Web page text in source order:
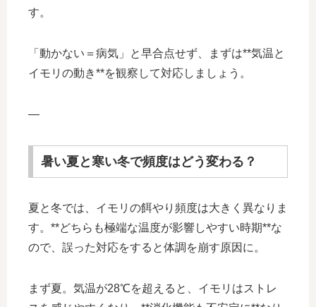
す。
「動かない＝病気」と早合点せず、まずは**気温と
イモリの動き**を観察して対応しましょう。
—
暑い夏と寒い冬で頻度はどう変わる？
夏と冬では、イモリの餌やり頻度は大きく異なりま
す。**どちらも極端な温度が影響しやすい時期**な
ので、誤った対応をすると体調を崩す原因に。
まず夏。気温が28℃を超えると、イモリはストレ